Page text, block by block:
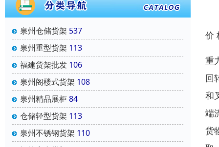
泉州仓储货架 537
泉州重型货架 113
福建货架批发 106
泉州阁楼式货架 108
泉州精品展柜84
仓储轻型货架 113
泉州不锈钢货架 110
价
重
回
和
端
货